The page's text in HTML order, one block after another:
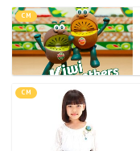
CM
CM